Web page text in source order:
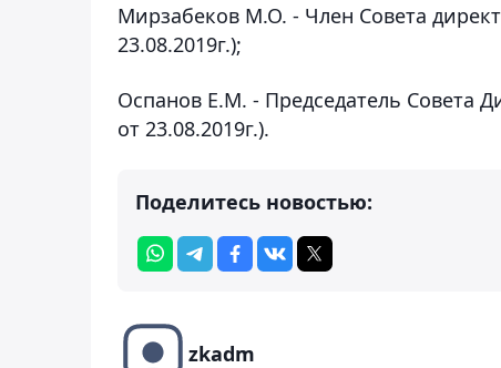
Мирзабеков М.О. - Член Совета
23.08.2019г.);
Оспанов Е.М. - Председатель Совета
от 23.08.2019г.).
Поделитесь новостью:
zkadm